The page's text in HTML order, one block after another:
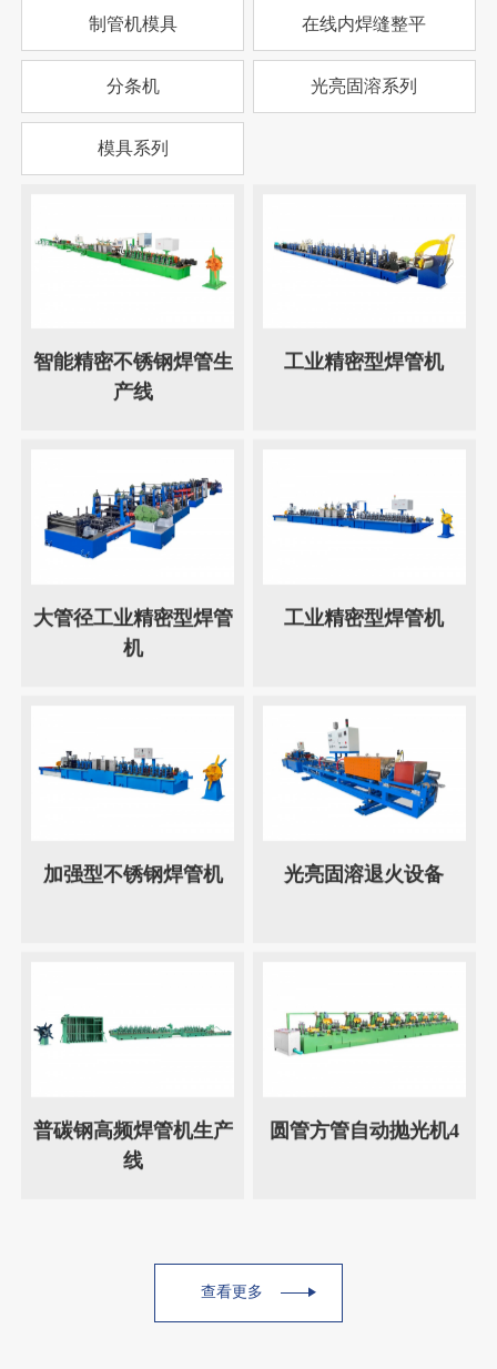
制管机模具 在线内焊缝整平
分条机 光亮固溶系列
模具系列
智能精密不锈钢焊管生
产线
工业精密型焊管机
大管径工业精密型焊管
机
工业精密型焊管机
加强型不锈钢焊管机 光亮固溶退火设备
普碳钢高频焊管机生产
线
圆管方管自动抛光机4
查看更多